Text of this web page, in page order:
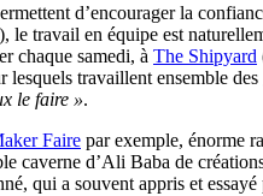
d’encourager la
le travail en équipe est
chaque samedi, à The Shipyard
travaillent ensemble
le faire ».
Faire par exemple, énorme
caverne d’Ali Baba de
qui a souvent appris et